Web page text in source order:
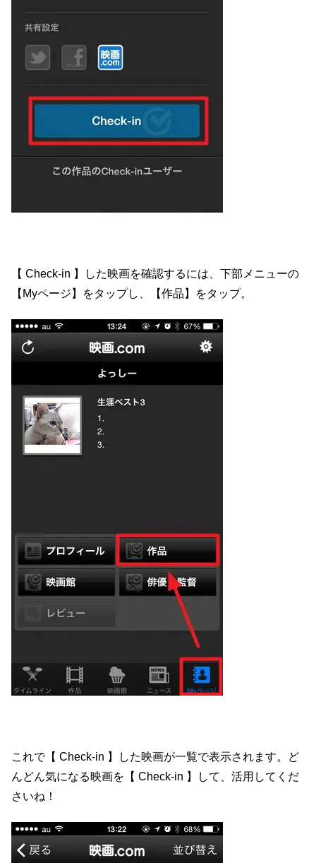
【 Check-in 】した映画を確認するには、下部メニューの
【Myページ】をタップし、【作品】をタップ。
これで【 Check-in 】した映画が一覧で表示されます。ど
んどん気になる映画を【 Check-in 】して、活用してくだ
さいね！